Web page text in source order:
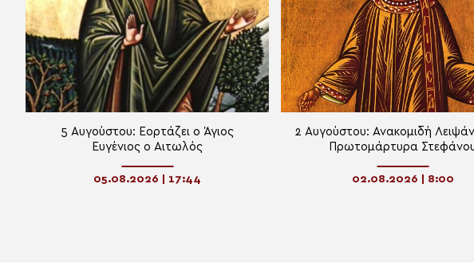
5 Αυγούστου: Εορτάζει ο Άγιος
Ευγένιος ο Αιτωλός
05.08.2026 | 17:44
2 Αυγούστου: Ανακομιδή
Πρωτομάρτυρα
02.08.2026 | 8:00